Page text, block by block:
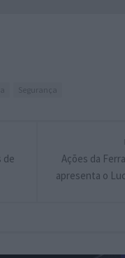
Ações da
apresenta o
de